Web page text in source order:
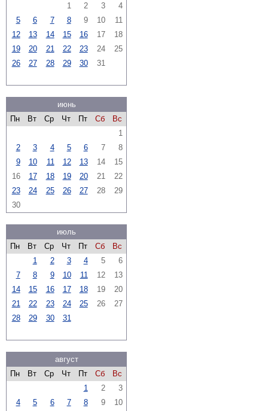
1
2 3
4
5
6 7 8 9 10
11
12
13 14 15 16 17
18
19
20 21 22 23 24
25
26
27 28 29 30 31
июнь
Пн
Вт Ср Чт Пт Сб
Вс
1
2
3 4 5 6 7
8
9
10 11 12 13 14
15
16
17 18 19 20 21
22
23
24 25 26 27 28
29
30
июль
Пн
Вт Ср Чт Пт Сб
Вс
1
2 3 4 5
6
7
8 9 10 11 12
13
14
15 16 17 18 19
20
21
22 23 24 25 26
27
28
29 30 31
август
Пн
Вт Ср Чт Пт Сб
Вс
1
2
3
4
5 6 7 8 9
10